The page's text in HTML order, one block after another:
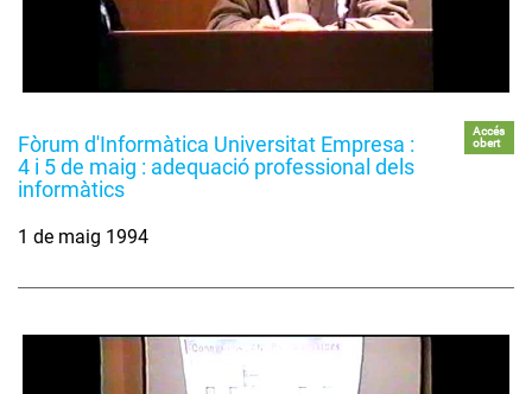
Fòrum d'Informàtica Universitat Empresa :
4 i 5 de maig : adequació professional dels
informàtics
Accés
obert
1 de maig 1994